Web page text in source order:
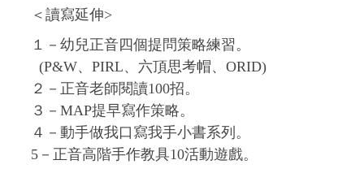
＜讀寫延伸>
１－幼兒正音四個提問策略練習。
(P&W、PIRL、六頂思考帽、ORID)
２－正音老師閱讀100招。
３－MAP提早寫作策略。
４－動手做我口寫我手小書系列。
5－正音高階手作教具10活動遊戲。